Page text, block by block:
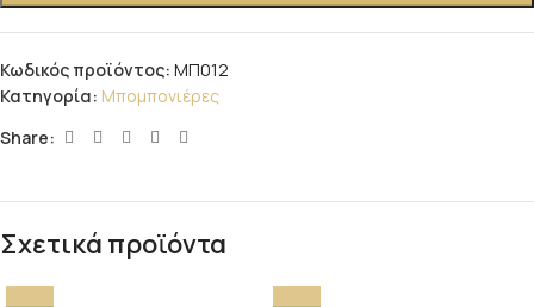
Κωδικός προϊόντος: ΜΠ012
Κατηγορία: Μπομπονιέρες
Share:
Σχετικά προϊόντα